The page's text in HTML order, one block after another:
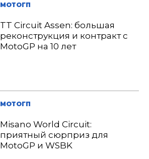
МОТОГП
TT Circuit Assen: большая
реконструкция и контракт с
MotoGP на 10 лет
МОТОГП
Misano World Circuit:
приятный сюрприз для
MotoGP и WSBK